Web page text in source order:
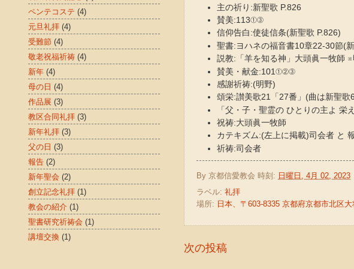
主の祈り:新聖歌 P.826
賛美:113①③
信仰告白:使徒信条(新聖歌 P.826)
聖書:ヨハネの福音書10章22-30節(
説教:「羊を知る神」大頭眞一牧師 ※
賛美・献金:101①②③
感謝祈祷:(明野)
頌栄:讃美歌21「27番」(曲は新聖歌
「父・子・聖霊の ひとりの主よ 栄
祝祷:大頭眞一牧師
カテキズム:(左上に掲載)司会者 と
祈祷:司会者
By 京都信愛教会 時刻: 日曜日, 4月 02, 2023
ラベル: 礼拝
場所: 日本、〒603-8335 京都府京都市北区
次の投稿
ペンテコステ (4)
元旦礼拝 (4)
受難節 (4)
敬老祝福祈祷 (4)
新年 (4)
母の日 (4)
作品展 (3)
教区合同礼拝 (3)
新年礼拝 (3)
父の日 (3)
報告 (2)
新年聖会 (2)
創立記念礼拝 (1)
教会の紹介 (1)
聖書研究祈祷会 (1)
講壇交換 (1)